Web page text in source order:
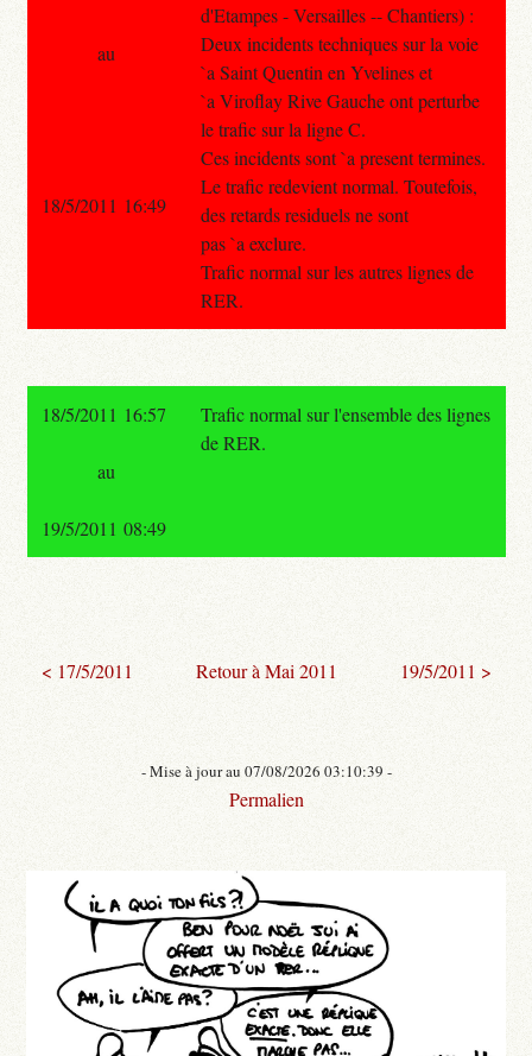
d'Etampes - Versailles -- Chantiers) :
Deux incidents techniques sur la voie
`a Saint Quentin en Yvelines et
`a Viroflay Rive Gauche ont perturbe
le trafic sur la ligne C.
Ces incidents sont `a present termines.
Le trafic redevient normal. Toutefois,
des retards residuels ne sont
pas `a exclure.
Trafic normal sur les autres lignes de
RER.
au
18/5/2011 16:49
18/5/2011 16:57
Trafic normal sur l'ensemble des lignes
de RER.
au
19/5/2011 08:49
< 17/5/2011 Retour à Mai 2011 19/5/2011 >
- Mise à jour au 07/08/2026 03:10:39 -
Permalien